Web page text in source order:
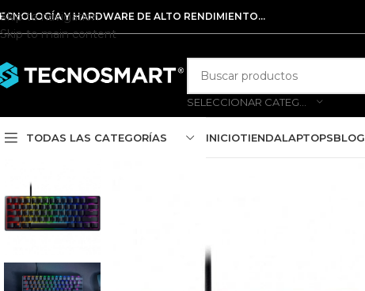
Skip to navigation
Skip to main content
Y HARDWARE DE ALTO RENDIMIENTO...
TODAS LAS CATEGORÍAS INICIOTIENDALAPTOPSBLOG